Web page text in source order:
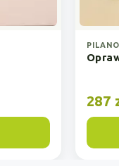
PILANO
287